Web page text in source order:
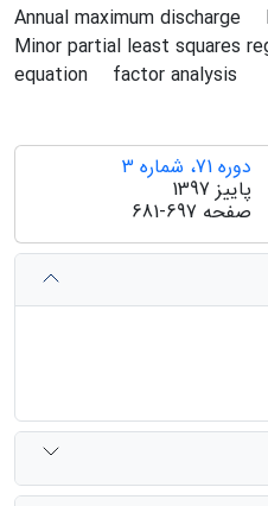
Annual maximum discharge
Minor partial least squares
equation
factor analysis
دوره 71، شماره 3
پاییز 1397
صفحه 681-697